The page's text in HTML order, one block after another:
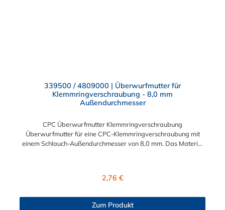
339500 / 4809000 | Überwurfmutter für
Klemmringverschraubung - 8,0 mm
Außendurchmesser
CPC Überwurfmutter Klemmringverschraubung
Überwurfmutter für eine CPC-Klemmringverschraubung mit
einem Schlauch-Außendurchmesser von 8,0 mm. Das Material
Regulärer Preis:
2,76 €
Zum Produkt